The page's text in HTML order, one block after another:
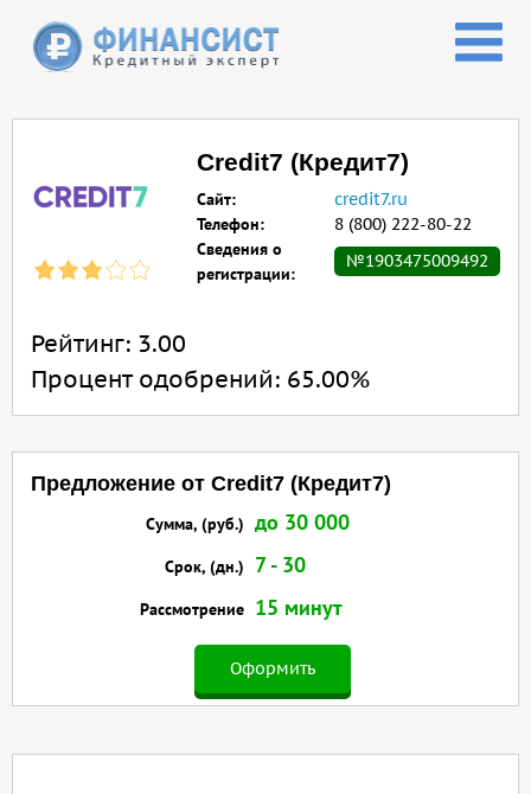
Credit7 (Кредит7)
Сайт:
credit7.ru
Телефон:
8 (800) 222-80-22
Сведения о
регистрации:
№1903475009492
Рейтинг: 3.00
Процент одобрений: 65.00%
Предложение от Credit7 (Кредит7)
Оформить
Сумма, (руб.) до 30 000
Срок, (дн.) 7 - 30
Рассмотрение 15 минут